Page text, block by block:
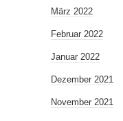
März 2022
Februar 2022
Januar 2022
Dezember 2021
November 2021